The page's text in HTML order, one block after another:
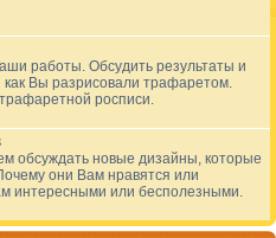
работы. Обсудить результаты и
как Вы разрисовали трафаретом.
росписи.
обсуждать новые дизайны, которые
они Вам нравятся или
интересными или бесполезными.